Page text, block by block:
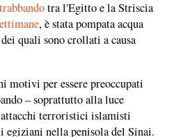
tra l'Egitto e la Striscia
, è stata pompata acqua
quali sono crollati a causa
motivi per essere preoccupati
– soprattutto alla luce
terroristici islamisti
nella penisola del Sinai.